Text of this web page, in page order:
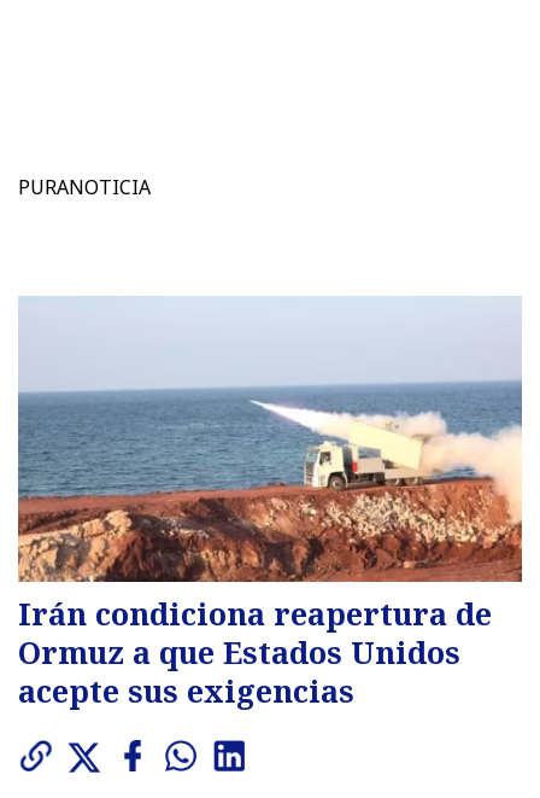
PURANOTICIA
Irán condiciona reapertura de
Ormuz a que Estados Unidos
acepte sus exigencias